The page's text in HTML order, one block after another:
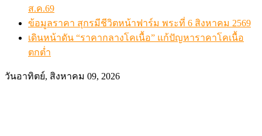
ส.ค.69
ข้อมูลราคา สุกรมีชีวิตหน้าฟาร์ม พระที่ 6 สิงหาคม 2569
เดินหน้าดัน “ราคากลางโคเนื้อ” แก้ปัญหาราคาโคเนื้อ
ตกต่ำ
วันอาทิตย์, สิงหาคม 09, 2026